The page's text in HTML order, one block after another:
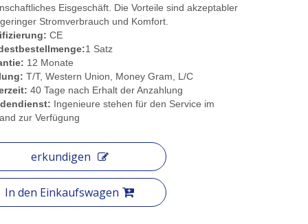
Eisgeschäft. Die Vorteile sind akzeptabler
Stromverbrauch und Komfort.
CE
1 Satz
12 Monate
T/T, Western Union, Money Gram, L/C
40 Tage nach Erhalt der Anzahlung
Ingenieure stehen für den Service im
zur Verfügung
erkundigen
In den Einkaufswagen